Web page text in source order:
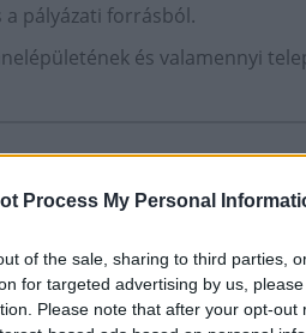
Process My Personal
of the sale, sharing to third parties,
for targeted advertising by us,
Please note that after your opt-out
pályázati forrásból.
és valamennyi